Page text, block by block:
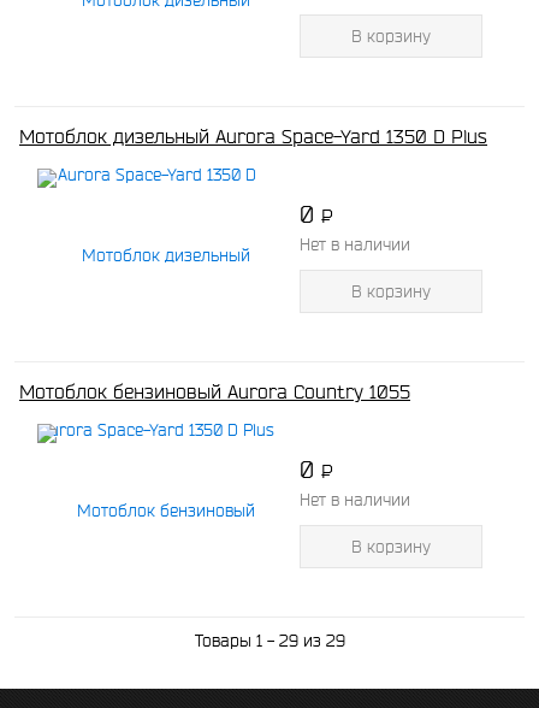
В корзину
Мотоблок дизельный Aurora Space-Yard 1350 D Plus
0 P
-
Нет в наличии
В корзину
Мотоблок бензиновый Aurora Country 1055
0 P
-
Нет в наличии
В корзину
Товары 1 - 29 из 29